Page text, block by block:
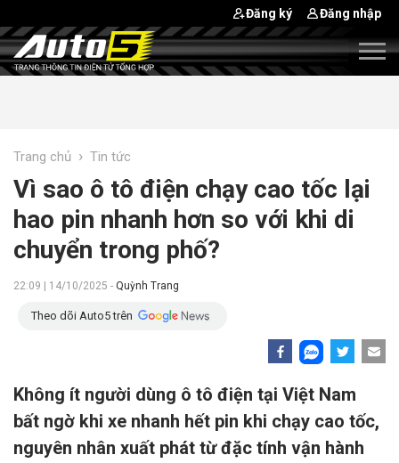
Đăng ký Đăng nhập
Trang chủ › Tin tức
Vì sao ô tô điện chạy cao tốc lại
hao pin nhanh hơn so với khi di
chuyển trong phố?
22:09 | 14/10/2025 - Quỳnh Trang
Theo dõi Auto5 trên
Không ít người dùng ô tô điện tại Việt Nam
bất ngờ khi xe nhanh hết pin khi chạy cao tốc,
nguyên nhân xuất phát từ đặc tính vận hành